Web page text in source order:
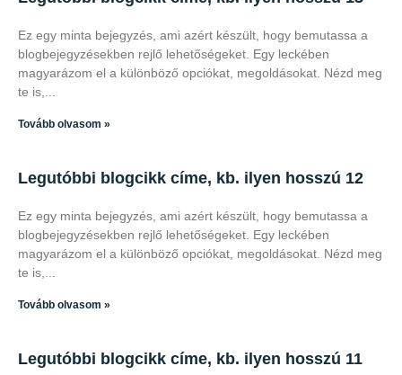
Ez egy minta bejegyzés, ami azért készült, hogy bemutassa a
blogbejegyzésekben rejlő lehetőségeket. Egy leckében
magyarázom el a különböző opciókat, megoldásokat. Nézd meg
te is,
Tovább olvasom »
Legutóbbi blogcikk címe, kb. ilyen hosszú 12
Ez egy minta bejegyzés, ami azért készült, hogy bemutassa a
blogbejegyzésekben rejlő lehetőségeket. Egy leckében
magyarázom el a különböző opciókat, megoldásokat. Nézd meg
te is,
Tovább olvasom »
Legutóbbi blogcikk címe, kb. ilyen hosszú 11